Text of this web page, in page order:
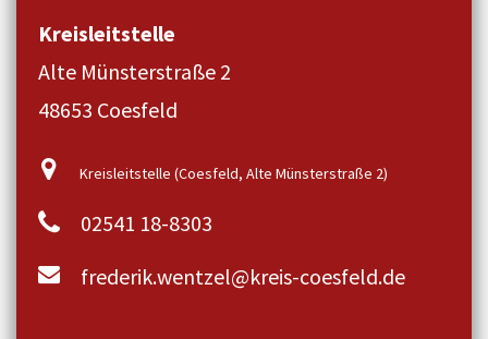
Kreisleitstelle
Alte Münsterstraße 2
48653 Coesfeld
Kreisleitstelle (Coesfeld, Alte Münsterstraße 2)
02541 18-8303
frederik.wentzel@kreis-coesfeld.de